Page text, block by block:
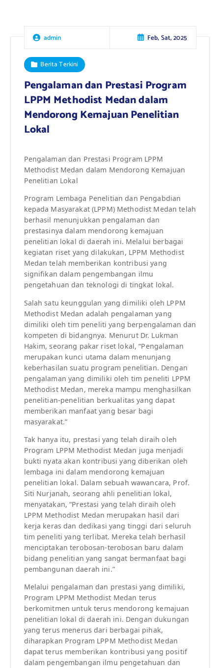
admin Feb, Sat, 2025
Berita Terkini
Pengalaman dan Prestasi Program
LPPM Methodist Medan dalam
Mendorong Kemajuan Penelitian
Lokal
Pengalaman dan Prestasi Program LPPM
Methodist Medan dalam Mendorong Kemajuan
Penelitian Lokal
Program Lembaga Penelitian dan Pengabdian
kepada Masyarakat (LPPM) Methodist Medan telah
berhasil menunjukkan pengalaman dan
prestasinya dalam mendorong kemajuan
penelitian lokal di daerah ini. Melalui berbagai
kegiatan riset yang dilakukan, LPPM Methodist
Medan telah memberikan kontribusi yang
signifikan dalam pengembangan ilmu
pengetahuan dan teknologi di tingkat lokal.
Salah satu keunggulan yang dimiliki oleh LPPM
Methodist Medan adalah pengalaman yang
dimiliki oleh tim peneliti yang berpengalaman dan
kompeten di bidangnya. Menurut Dr. Lukman
Hakim, seorang pakar riset lokal, “Pengalaman
merupakan kunci utama dalam menunjang
keberhasilan suatu program penelitian. Dengan
pengalaman yang dimiliki oleh tim peneliti LPPM
Methodist Medan, mereka mampu menghasilkan
penelitian-penelitian berkualitas yang dapat
memberikan manfaat yang besar bagi
masyarakat.”
Tak hanya itu, prestasi yang telah diraih oleh
Program LPPM Methodist Medan juga menjadi
bukti nyata akan kontribusi yang diberikan oleh
lembaga ini dalam mendorong kemajuan
penelitian lokal. Dalam sebuah wawancara, Prof.
Siti Nurjanah, seorang ahli penelitian lokal,
menyatakan, “Prestasi yang telah diraih oleh
LPPM Methodist Medan merupakan hasil dari
kerja keras dan dedikasi yang tinggi dari seluruh
tim peneliti yang terlibat. Mereka telah berhasil
menciptakan terobosan-terobosan baru dalam
bidang penelitian yang sangat bermanfaat bagi
pembangunan daerah ini.”
Melalui pengalaman dan prestasi yang dimiliki,
Program LPPM Methodist Medan terus
berkomitmen untuk terus mendorong kemajuan
penelitian lokal di daerah ini. Dengan dukungan
yang terus menerus dari berbagai pihak,
diharapkan Program LPPM Methodist Medan
dapat terus memberikan kontribusi yang positif
dalam pengembangan ilmu pengetahuan dan